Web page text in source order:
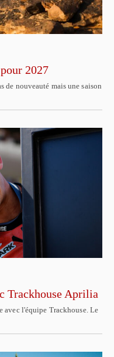
2027
de nouveauté mais une saison
Trackhouse Aprilia
avec l'équipe Trackhouse. Le